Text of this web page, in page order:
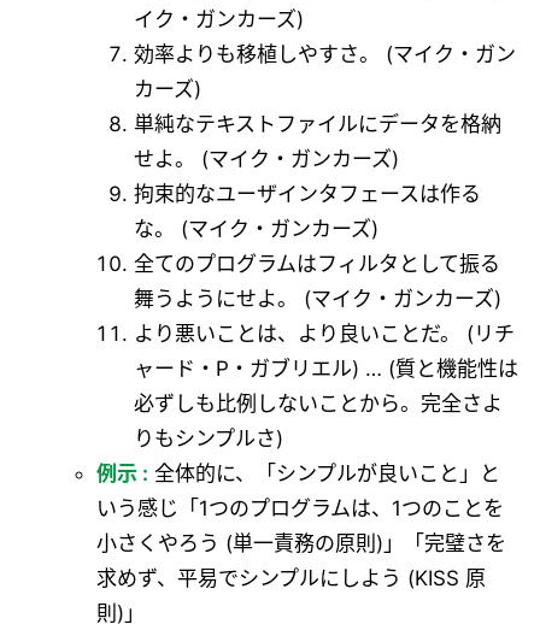
イク・ガンカーズ)
効率よりも移植しやすさ。 (マイク・ガン
カーズ)
単純なテキストファイルにデータを格納
せよ。 (マイク・ガンカーズ)
拘束的なユーザインタフェースは作る
な。 (マイク・ガンカーズ)
全てのプログラムはフィルタとして振る
舞うようにせよ。 (マイク・ガンカーズ)
より悪いことは、より良いことだ。 (リチ
ャード・P・ガブリエル) … (質と機能性は
必ずしも比例しないことから。完全さよ
りもシンプルさ)
例示 : 全体的に、「シンプルが良いこと」と
いう感じ「1つのプログラムは、1つのことを
小さくやろう (単一責務の原則)」「完璧さを
求めず、平易でシンプルにしよう (KISS 原
則)」